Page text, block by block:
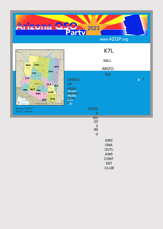
K7L
K6LL
ARIZO
NA
SINGLE-
OP
HIGH
MIXED
YUM
A
1
25336
8
153
23
3
119
0
ARIZ
ONA
OUTL
AWS
CONT
EST
CLUB